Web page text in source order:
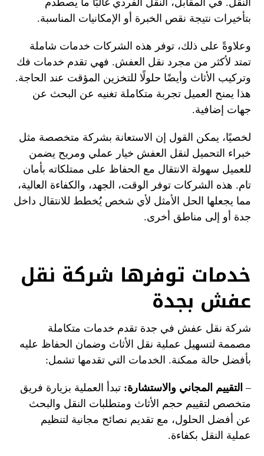
بتأخيرات نتيجة نقص الخبرة أو الإمكانيات المناسبة.
وعلاوةً على ذلك، توفر هذه الشركات خدمات شاملة
تمتد لأكثر من مجرد نقل العفش. فهي تقدم خدمات فك
وتركيب الأثاث وأيضًا حلولًا للتخزين المؤقت عند الحاجة.
هذا يمنح العميل تجربة متكاملة تغنيه عن البحث عن
جهات إضافية.
لخصيًا، يمكن القول إن الاستعانة بشركة متخصصة مثل
خبراء التحميل لنقل العفش خيار عملي ومريح يضمن
للعميل سهولة الانتقال مع الحفاظ على ممتلكاته بأمان
تام. هذه الشركات توفر الوقت، الجهد، والكفاءة العالية،
مما يجعلها الحل الأمثل لأي شخص يُخطط للانتقال داخل
جدة أو إلى مناطق أخرى.
خدمات توفرها شركة نقل
عفش بجدة
شركة نقل عفش في جدة تقدم خدمات متكاملة
مصممة لتسهيل عملية نقل الأثاث وضمان الحفاظ عليه
بأفضل حالة ممكنة. الخدمات التي تقدمها تشمل:
– التقييم المجاني والاستشارة: تبدأ العملية بزيارة فريق
متخصص لتقييم حجم الأثاث ومتطلبات النقل والبحث
عن أفضل الحلول، مع تقديم نصائح مجانية لتنظيم
عملية النقل بكفاءة.